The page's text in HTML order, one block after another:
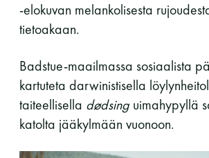
-elokuvan melankolisesta
tietoakaan.
Badstue-maailmassa sosiaalista
kartuteta darwinistisella
taiteellisella dødsing uimahypyllä
katolta jääkylmään vuonoon.